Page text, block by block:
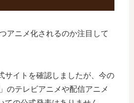
アニメ化されるのか注目して
サイトを確認しましたが、今の
のテレビアニメや配信アニメ